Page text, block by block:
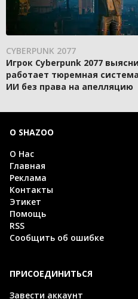
CYBERPUNK 2077
Игрок Cyberpunk 2077
работает тюремная
ИИ без права на апелляцию
О SHAZOO
О Нас
Главная
Реклама
Контакты
Этикет
Помощь
RSS
Сообщить об ошибке
ПРИСОЕДИНИТЬСЯ
Завести аккаунт